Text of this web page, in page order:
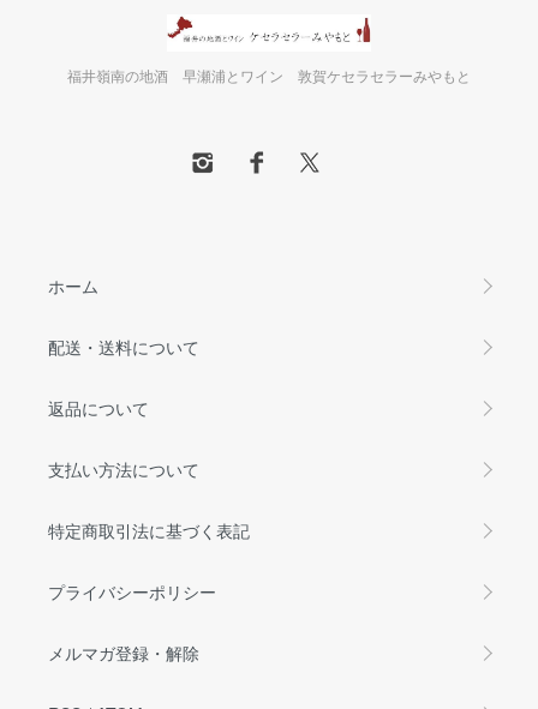
福井嶺南の地酒 早瀬浦とワイン 敦賀ケセラセラーみやもと
ホーム
配送・送料について
返品について
支払い方法について
特定商取引法に基づく表記
プライバシーポリシー
メルマガ登録・解除